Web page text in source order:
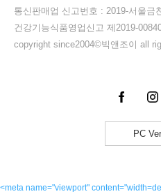
통신판매업 신고번호 : 2019-서울금
건강기능식품영업신고 제2019-
copyright since2004©빅앤조이 all
PC
<meta name="viewport"